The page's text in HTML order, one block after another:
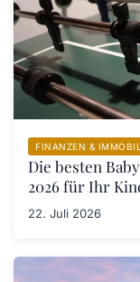
FINANZEN &
Die besten
2026 für Ihr
22. Juli 2026